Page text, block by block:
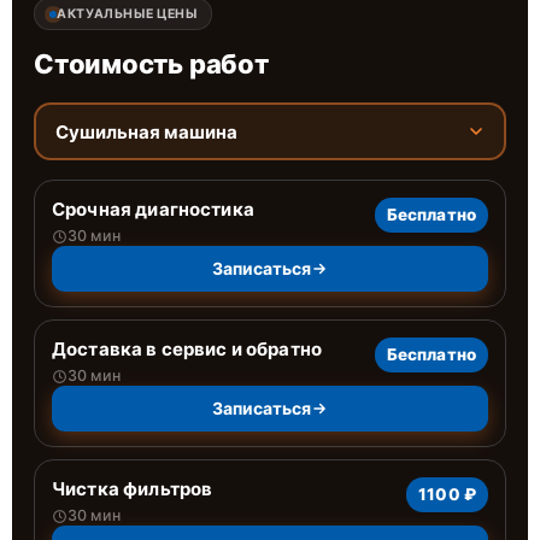
АКТУАЛЬНЫЕ ЦЕНЫ
Стоимость работ
Сушильная машина
Срочная диагностика
30 мин
Бесплатно
Записаться
Доставка в сервис и обратно
30 мин
Бесплатно
Записаться
Чистка фильтров
30 мин
1100 ₽